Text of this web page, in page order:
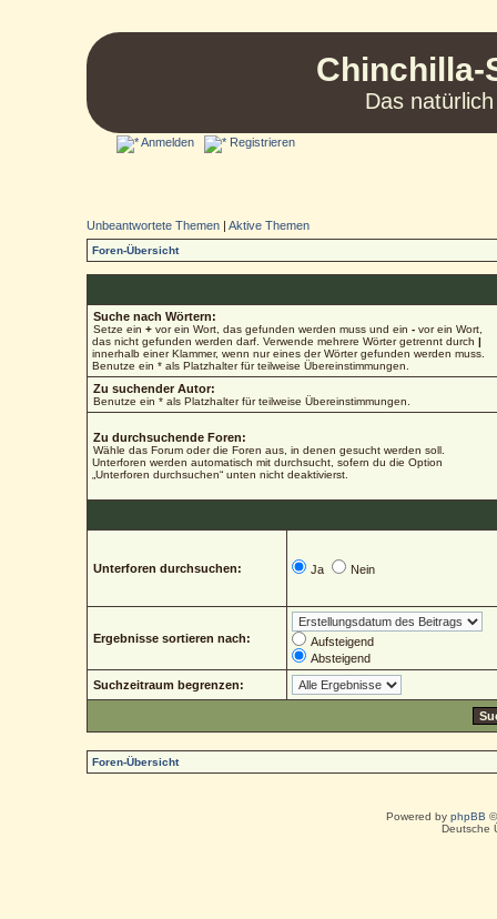
Chinchilla-
Das
Anmelden Registrieren
Unbeantwortete Themen |Aktive Themen
Foren-Übersicht
Suche nach Wörtern:
Setze ein+ vor ein Wort, das gefunden werden muss und ein- vor ein Wort,
das nicht gefunden werden darf. Verwende mehrere Wörter getrennt durch|
innerhalb einer Klammer, wenn nur eines der Wörter gefunden werden muss.
Benutze ein * als Platzhalter für teilweise Übereinstimmungen.
Zu suchender Autor:
Benutze ein * als Platzhalter für teilweise Übereinstimmungen.
Zu durchsuchende Foren:
Wähle das Forum oder die Foren aus, in denen gesucht werden soll.
Unterforen werden automatisch mit durchsucht, sofern du die Option
„Unterforen durchsuchen“ unten nicht deaktivierst.
Unterforen durchsuchen: Ja Nein
Ergebnisse sortieren nach:
Aufsteigend
Absteigend
Suchzeitraum begrenzen:
Foren-Übersicht
Powered by phpBB
Deutsche